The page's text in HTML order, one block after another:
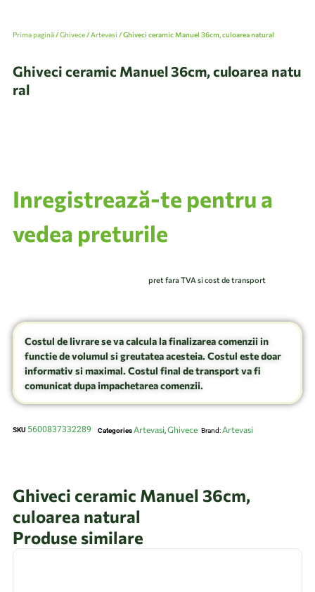
Prima pagină/Ghivece/Artevasi / Ghiveci ceramic Manuel 36cm, culoarea natural
Ghiveci ceramic Manuel 36cm, culoarea natu
ral
Inregistrează-te pentru a
vedea preturile
pret fara TVA si cost de transport
Costul de livrare se va calcula la finalizarea comenzii in
functie de volumul si greutatea acesteia. Costul este doar
informativ si maximal. Costul final de transport va fi
comunicat dupa impachetarea comenzii.
SKU 5600837332289 Categories Artevasi Ghivece Brand: Artevasi
Ghiveci ceramic Manuel 36cm,
culoarea natural
Produse similare